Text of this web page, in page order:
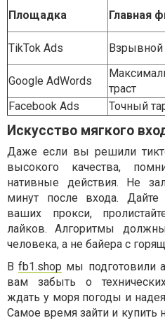
Площадка Главная
TikTok Ads
Взрывной
Google AdWords
траст
Facebook Ads
Точный
Искусство мягкого
Даже если вы решили
высокого качества,
нативные действия. Не
минут после входа.
ваших прокси,
лайков. Алгоритмы
человека, а не байера с
Вfb1.shop мы подготовили
вам забыть о
ждать у моря погоды и
Самое время зайти и купить